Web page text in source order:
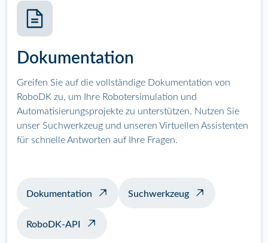
Dokumentation
Greifen Sie auf die vollständige Dokumentation von
RoboDK zu, um Ihre Robotersimulation und
Automatisierungsprojekte zu unterstützen. Nutzen Sie
unser Suchwerkzeug und unseren Virtuellen Assistenten
für schnelle Antworten auf Ihre Fragen.
Dokumentation Suchwerkzeug
RoboDK-API